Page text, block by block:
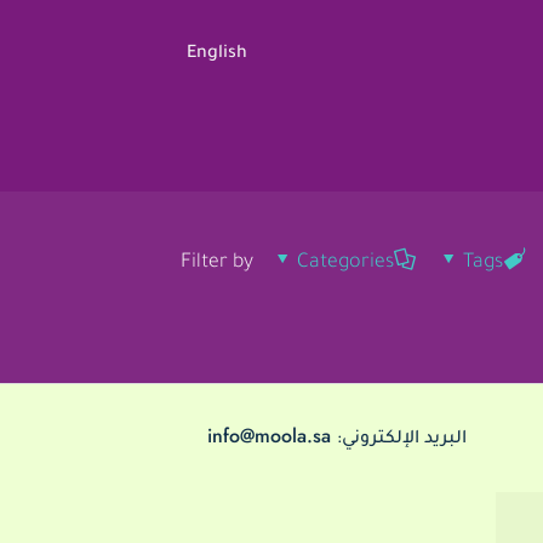
English
Filter by Categories Tags
البريد الإلكتروني: